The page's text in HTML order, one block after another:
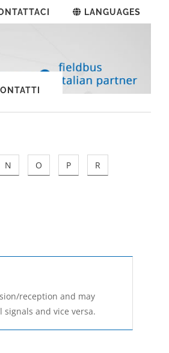
LANGUAGES
N O P R
reception and may
and vice versa.